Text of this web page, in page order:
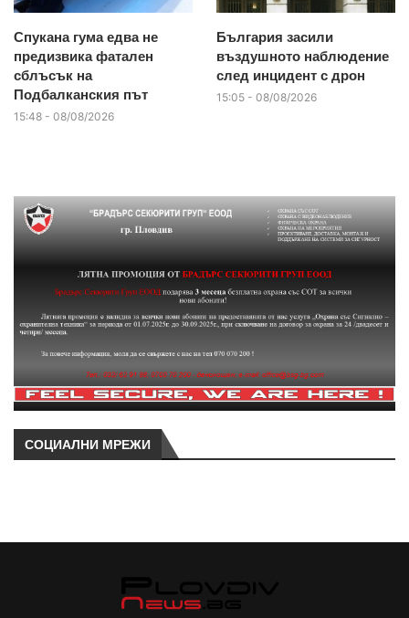
Спукана гума едва не
предизвика фатален
сблъсък на
Подбалканския път
15:48 - 08/08/2026
България засили
въздушното наблюдение
след инцидент с дрон
15:05 - 08/08/2026
СОЦИАЛНИ МРЕЖИ